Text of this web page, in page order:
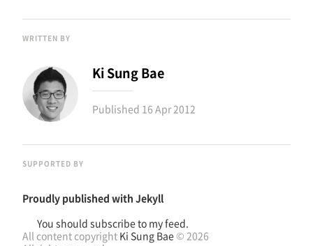
WRITTEN BY
Ki Sung Bae
Published 16 Apr 2012
SUPPORTED BY
Proudly published with Jekyll
You should subscribe to my feed.
All content copyright Ki Sung Bae© 2026